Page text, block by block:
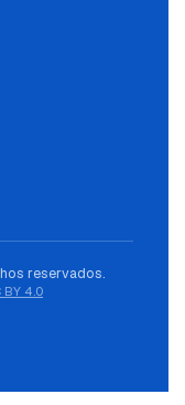
reservados.
BY 4.0